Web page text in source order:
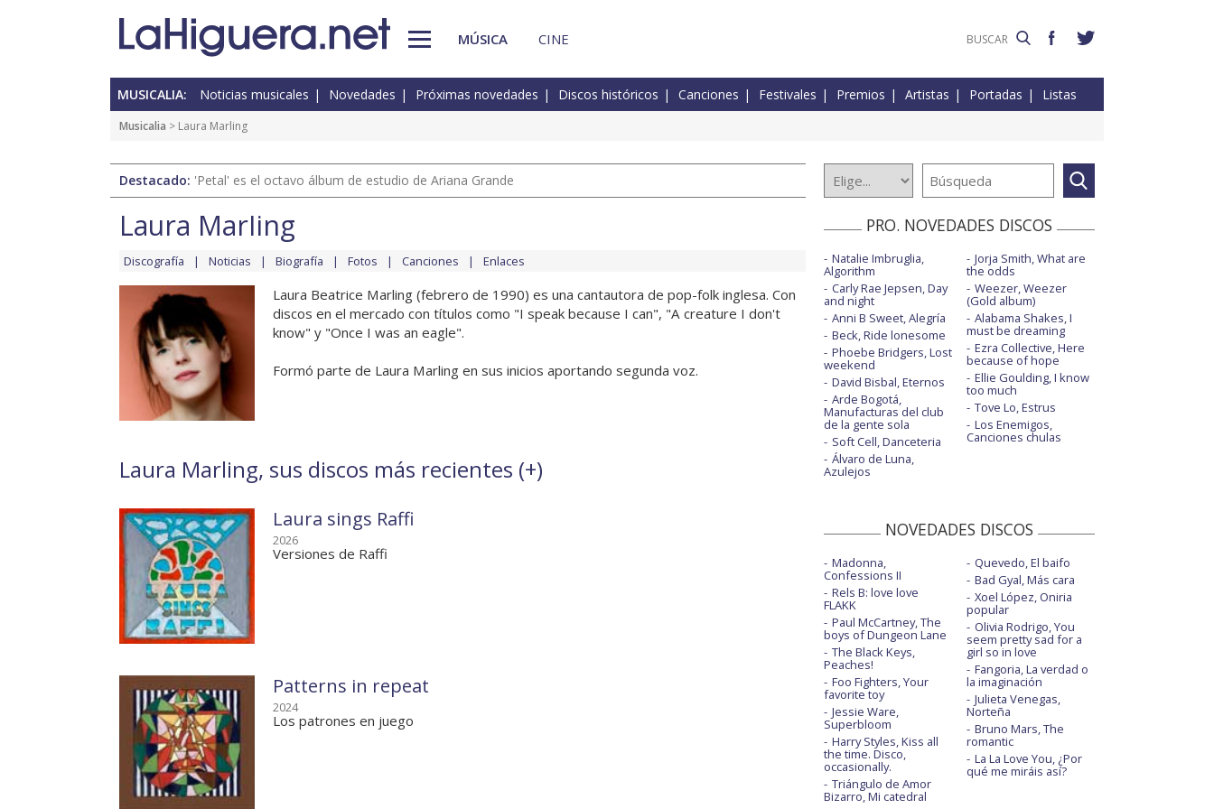
MÚSICA CINE
MUSICALIA: Noticias musicales Novedades Próximas novedades Discos históricos Canciones Festivales Premios Artistas Portadas Listas
Musicalia > Laura Marling
Destacado: 'Petal' es el octavo álbum de estudio de Ariana Grande
Laura Marling
Discografía Noticias Biografía Fotos Canciones Enlaces
Laura Beatrice Marling (febrero de 1990) es una cantautora de pop-folk inglesa. Con
discos en el mercado con títulos como "I speak because I can", "A creature I don't
know" y "Once I was an eagle".
Formó parte de Laura Marling en sus inicios aportando segunda voz.
Laura Marling, sus discos más recientes (+)
Laura sings Raffi
2026
Versiones de Raffi
Patterns in repeat
2024
Los patrones en juego
PRO. NOVEDADES DISCOS
Natalie Imbruglia,
Algorithm
Carly Rae Jepsen, Day
and night
Anni B Sweet, Alegría
Beck, Ride lonesome
Phoebe Bridgers, Lost
weekend
David Bisbal, Eternos
Arde Bogotá,
Manufacturas del club
de la gente sola
Soft Cell, Danceteria
Álvaro de Luna,
Azulejos
Jorja Smith, What are
the odds
Weezer, Weezer
(Gold album)
Alabama Shakes, I
must be dreaming
Ezra Collective, Here
because of hope
Ellie Goulding, I know
too much
Tove Lo, Estrus
Los Enemigos,
Canciones chulas
NOVEDADES DISCOS
Madonna,
Confessions II
Rels B: love love
FLAKK
Paul McCartney, The
boys of Dungeon Lane
The Black Keys,
Peaches!
Foo Fighters, Your
favorite toy
Jessie Ware,
Superbloom
Harry Styles, Kiss all
the time. Disco,
occasionally.
Triángulo de Amor
Bizarro, Mi catedral
Quevedo, El baifo
Bad Gyal, Más cara
Xoel López, Oniria
popular
Olivia Rodrigo, You
seem pretty sad for a
girl so in love
Fangoria, La verdad o
la imaginación
Julieta Venegas,
Norteña
Bruno Mars, The
romantic
La La Love You, ¿Por
qué me miráis así?